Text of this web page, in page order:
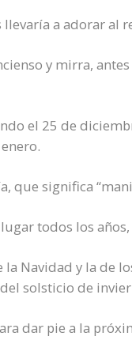
a adorar al
y mirra,
el 25 de
que significa
todos los
Navidad y la de
solsticio de
dar pie a la